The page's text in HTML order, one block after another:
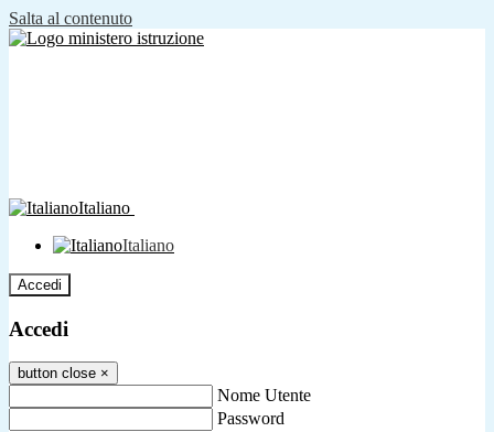
Salta al contenuto
Italiano
Italiano
Accedi
Accedi
button close ×
Nome Utente
Password